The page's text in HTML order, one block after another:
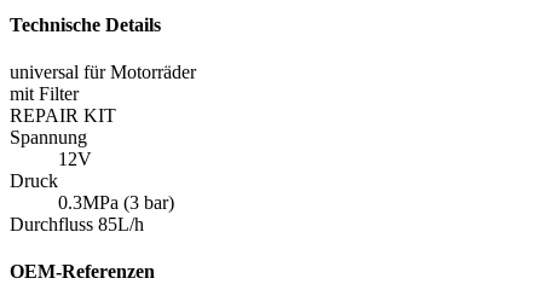
Technische Details
universal für Motorräder
mit Filter
REPAIR KIT
Spannung
12V
Druck
0.3MPa (3 bar)
Durchfluss 85L/h
OEM-Referenzen